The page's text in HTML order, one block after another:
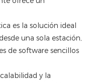
es la solución ideal
una sola estación,
de software sencillos
y la